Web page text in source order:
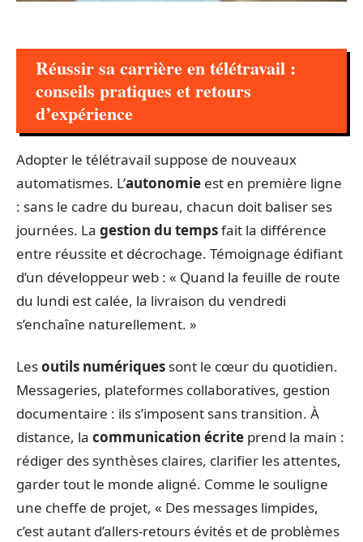
Réussir sa carrière en télétravail :
conseils pratiques et retours
d’expérience
Adopter le télétravail suppose de nouveaux
automatismes. L’autonomie est en première ligne
: sans le cadre du bureau, chacun doit baliser ses
journées. La gestion du tempsfait la différence
entre réussite et décrochage. Témoignage édifiant
d’un développeur web : « Quand la feuille de route
du lundi est calée, la livraison du vendredi
s’enchaîne naturellement. »
Lesoutils numériques sont le cœur du quotidien.
Messageries, plateformes collaboratives, gestion
documentaire : ils s’imposent sans transition. À
distance, la communication écrite prend la main :
rédiger des synthèses claires, clarifier les attentes,
garder tout le monde aligné. Comme le souligne
une cheffe de projet, « Des messages limpides,
c’est autant d’allers-retours évités et de problèmes